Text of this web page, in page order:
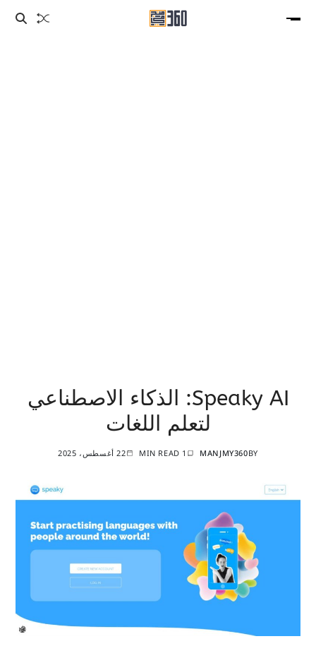
Speaky AI: الذكاء الاصطناعي
لتعلم اللغات
BY
MANJMY360
1 MIN READ 22 أغسطس، 2025